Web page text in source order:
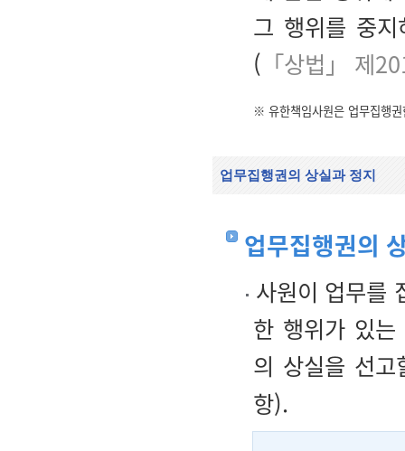
그 행위를 중
( 「상법」 제
※ 유한책임사원은 업무집행
업무집행권의 상실과 정지
업무집행권의
사원이 업무를
한 행위가 있는
의 상실을 선
항).